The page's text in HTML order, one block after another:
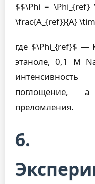
$$\Phi =
\frac{A_{ref}}{A}
где $\Phi_{ref}$ —
этаноле, 0,1 М
поглощение,
преломления.
6.